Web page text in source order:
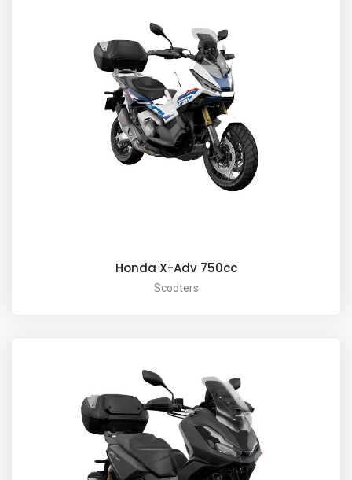
Honda X-Adv 750cc
Scooters